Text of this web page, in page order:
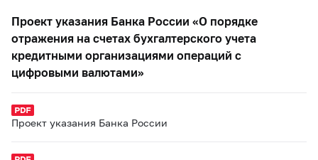
Проект указания Банка России «О порядке
отражения на счетах бухгалтерского учета
кредитными организациями операций с
цифровыми валютами»
Проект указания Банка России